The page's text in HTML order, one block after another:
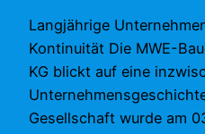
Langjährige
Kontinuität Die MWE-
KG blickt auf eine
Gesellschaft wurde am